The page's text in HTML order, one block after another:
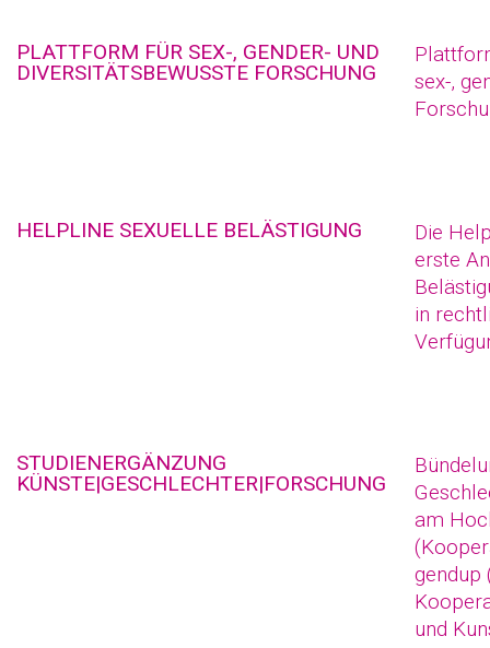
PLATTFORM FÜR SEX-, GENDER- UND
DIVERSITÄTSBEWUSSTE FORSCHUNG
sex-,
HELPLINE SEXUELLE BELÄSTIGUNG
Die
erste
in
STUDIENERGÄNZUNG
KÜNSTE|GESCHLECHTER|FORSCHUNG
am
gendup
und